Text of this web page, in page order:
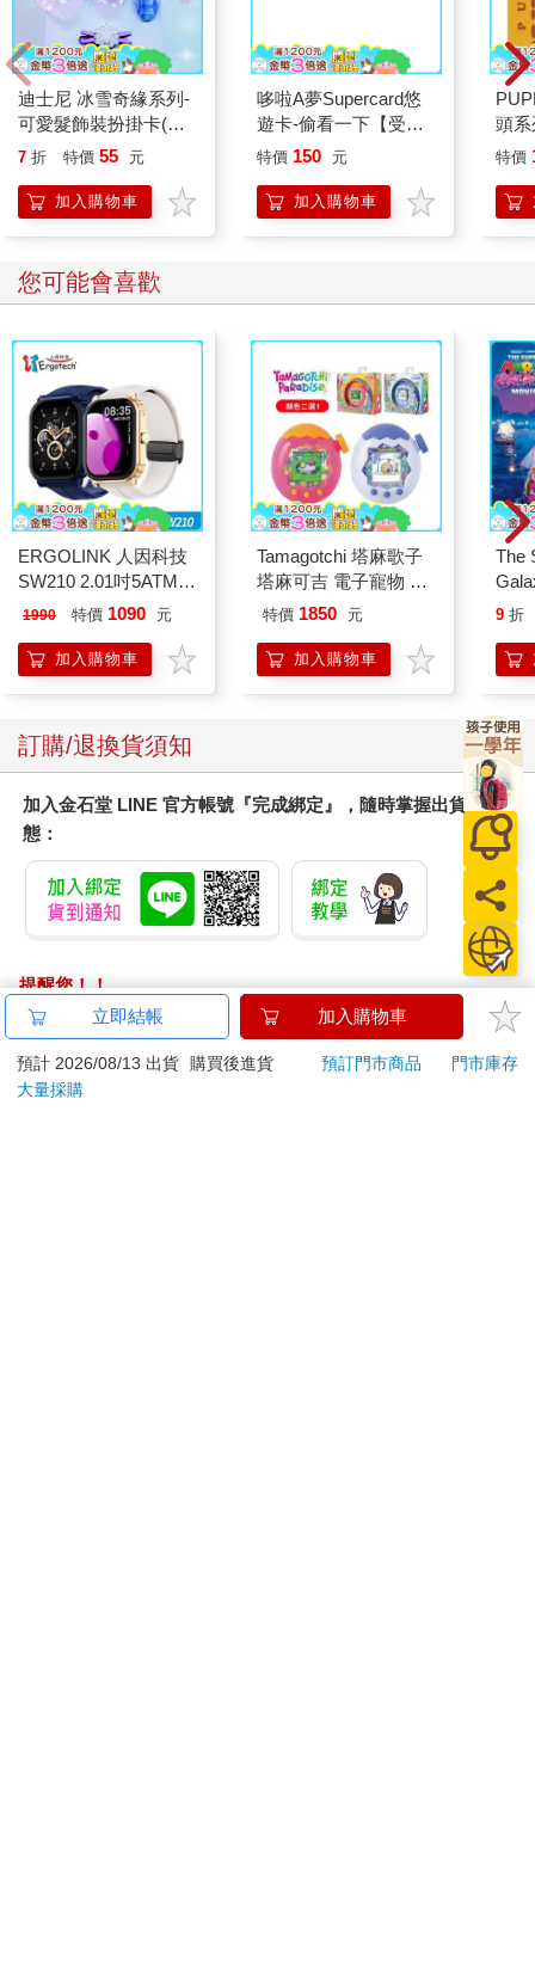
迪士尼 冰雪奇緣系列-
可愛髮飾裝扮掛卡(紫
色)
7 折 特價 55 元
加入購物車
特價 150 元
加入購物車
頭系
卡-
特價
您可能會喜歡
ERGOLINK 人因科技
SW210 2.01吋5ATM游
泳心率血氧藍牙通話腕
1990 特價 1090 元
加入購物車
Tamagotchi 塔麻歌子
塔麻可吉 電子寵物 樂
園系列（熱帶橙果／極
特價 1850 元
加入購物車
The
9 折
訂購/退換貨須知
加入金石堂 LINE 官方帳號『完成綁定』，隨時掌握出貨動
態：
提醒您！！
金石堂及銀行均不會請您操作ATM! 如接獲電話要求您前往
ATM提款機，請不要聽從指示，以免受騙上當！
退換貨須知：
立即結帳 加入購物車
預計 2026/08/13 出貨 購買後進貨 預訂門市商品
門市庫存
大量採購